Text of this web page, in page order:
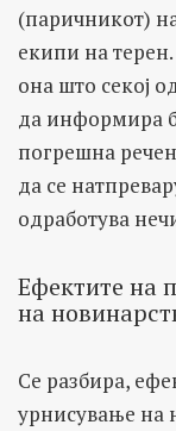
(паричникот)
екипи на
она што секој
да информира
погрешна
да се
одработува
Ефектите на
на
Се разбира,
урнисување на